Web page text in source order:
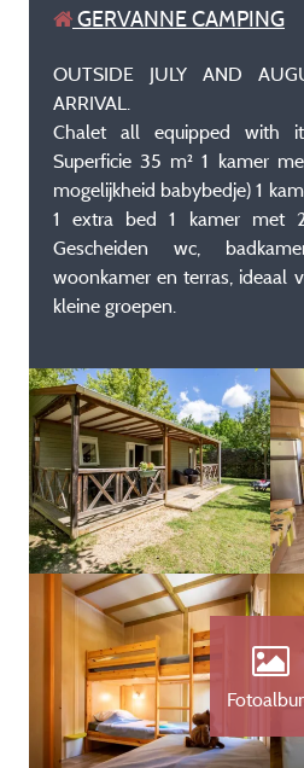
GERVANNE CAMPING
OUTSIDE JULY AND
ARRIVAL.
Chalet all equipped with
Superficie 35 m² 1 kamer
mogelijkheid babybedje) 1
1 extra bed 1 kamer met 2
Gescheiden wc,
woonkamer en terras, ideaal
kleine groepen.